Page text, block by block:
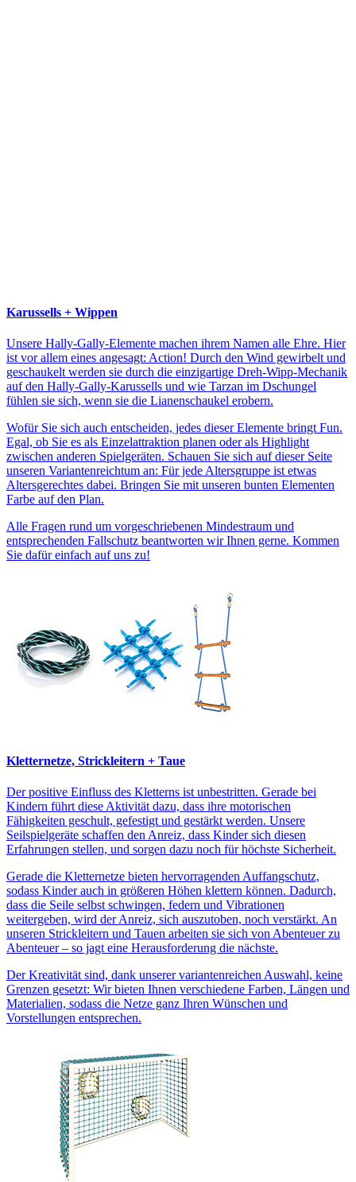
Karussells + Wippen
Unsere Hally-Gally-Elemente machen ihrem Namen alle Ehre. Hier
ist vor allem eines angesagt: Action! Durch den Wind gewirbelt und
geschaukelt werden sie durch die einzigartige Dreh-Wipp-Mechanik
auf den Hally-Gally-Karussells und wie Tarzan im Dschungel
fühlen sie sich, wenn sie die Lianenschaukel erobern.
Wofür Sie sich auch entscheiden, jedes dieser Elemente bringt Fun.
Egal, ob Sie es als Einzelattraktion planen oder als Highlight
zwischen anderen Spielgeräten. Schauen Sie sich auf dieser Seite
unseren Variantenreichtum an: Für jede Altersgruppe ist etwas
Altersgerechtes dabei. Bringen Sie mit unseren bunten Elementen
Farbe auf den Plan.
Alle Fragen rund um vorgeschriebenen Mindestraum und
entsprechenden Fallschutz beantworten wir Ihnen gerne. Kommen
Sie dafür einfach auf uns zu!
Kletternetze, Strickleitern + Taue
Der positive Einfluss des Kletterns ist unbestritten. Gerade bei
Kindern führt diese Aktivität dazu, dass ihre motorischen
Fähigkeiten geschult, gefestigt und gestärkt werden. Unsere
Seilspielgeräte schaffen den Anreiz, dass Kinder sich diesen
Erfahrungen stellen, und sorgen dazu noch für höchste Sicherheit.
Gerade die Kletternetze bieten hervorragenden Auffangschutz,
sodass Kinder auch in größeren Höhen klettern können. Dadurch,
dass die Seile selbst schwingen, federn und Vibrationen
weitergeben, wird der Anreiz, sich auszutoben, noch verstärkt. An
unseren Strickleitern und Tauen arbeiten sie sich von Abenteuer zu
Abenteuer – so jagt eine Herausforderung die nächste.
Der Kreativität sind, dank unserer variantenreichen Auswahl, keine
Grenzen gesetzt: Wir bieten Ihnen verschiedene Farben, Längen und
Materialien, sodass die Netze ganz Ihren Wünschen und
Vorstellungen entsprechen.